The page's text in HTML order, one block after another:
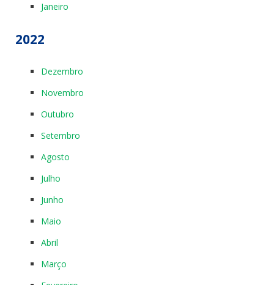
Janeiro
2022
Dezembro
Novembro
Outubro
Setembro
Agosto
Julho
Junho
Maio
Abril
Março